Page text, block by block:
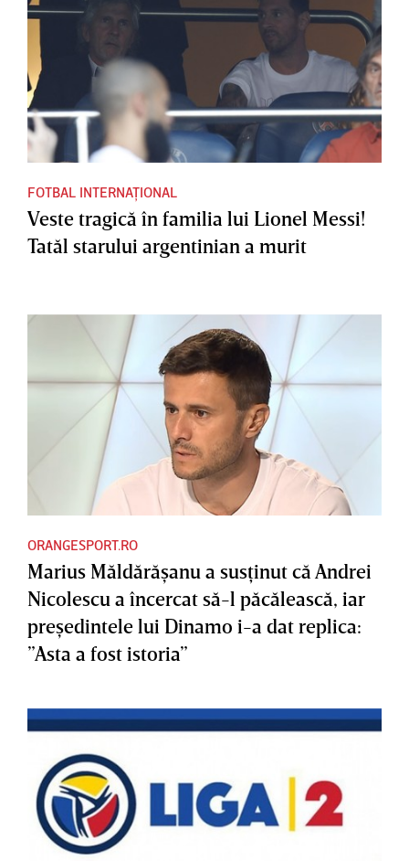
FOTBAL INTERNAȚIONAL
Veste tragică în familia lui Lionel Messi!
Tatăl starului argentinian a murit
ORANGESPORT.RO
Marius Măldărăşanu a susţinut că Andrei
Nicolescu a încercat să-l păcălească, iar
preşedintele lui Dinamo i-a dat replica:
”Asta a fost istoria”